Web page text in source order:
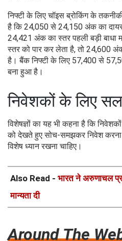
निफ्टी के लिए चॉइस ब्रोकिंग के
है कि 24,050 से 24,150 अंक का
24,421 अंक का स्तर पहली बड़ी बाधा
स्तर को पार कर लेता है, तो 24,600
है। बैंक निफ्टी के लिए 57,400 से
बना हुआ है।
निवेशकों के लिए
विशेषज्ञों का यह भी कहना है कि
को देखते हुए सोच-समझकर निवेश करना
विशेष ध्यान रखना चाहिए।
Also Read - भारत ने अरुणाचल
मान्यता दी
Around The